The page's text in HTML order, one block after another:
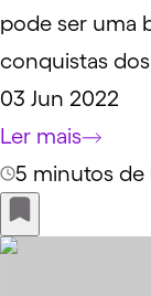
pode ser uma
conquistas
03 Jun 2022
Ler mais
5 minutos de